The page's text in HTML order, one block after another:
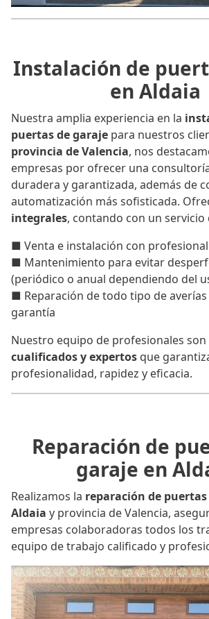
Instalación de
en Aldaia
Nuestra amplia experiencia en la
puertas de garaje para nuestros
provincia de Valencia, nos
empresas por ofrecer una
duradera y garantizada, además de
automatización más sofisticada.
integrales, contando con un servicio
■ Venta e instalación con
■ Mantenimiento para evitar
(periódico o anual dependiendo del
■ Reparación de todo tipo de averías
garantía
Nuestro equipo de profesionales son
cualificados y expertos que
profesionalidad, rapidez y eficacia.
Reparación de
garaje en
Realizamos la reparación de
Aldaia y provincia de Valencia,
empresas colaboradoras todos los
equipo de trabajo calificado y